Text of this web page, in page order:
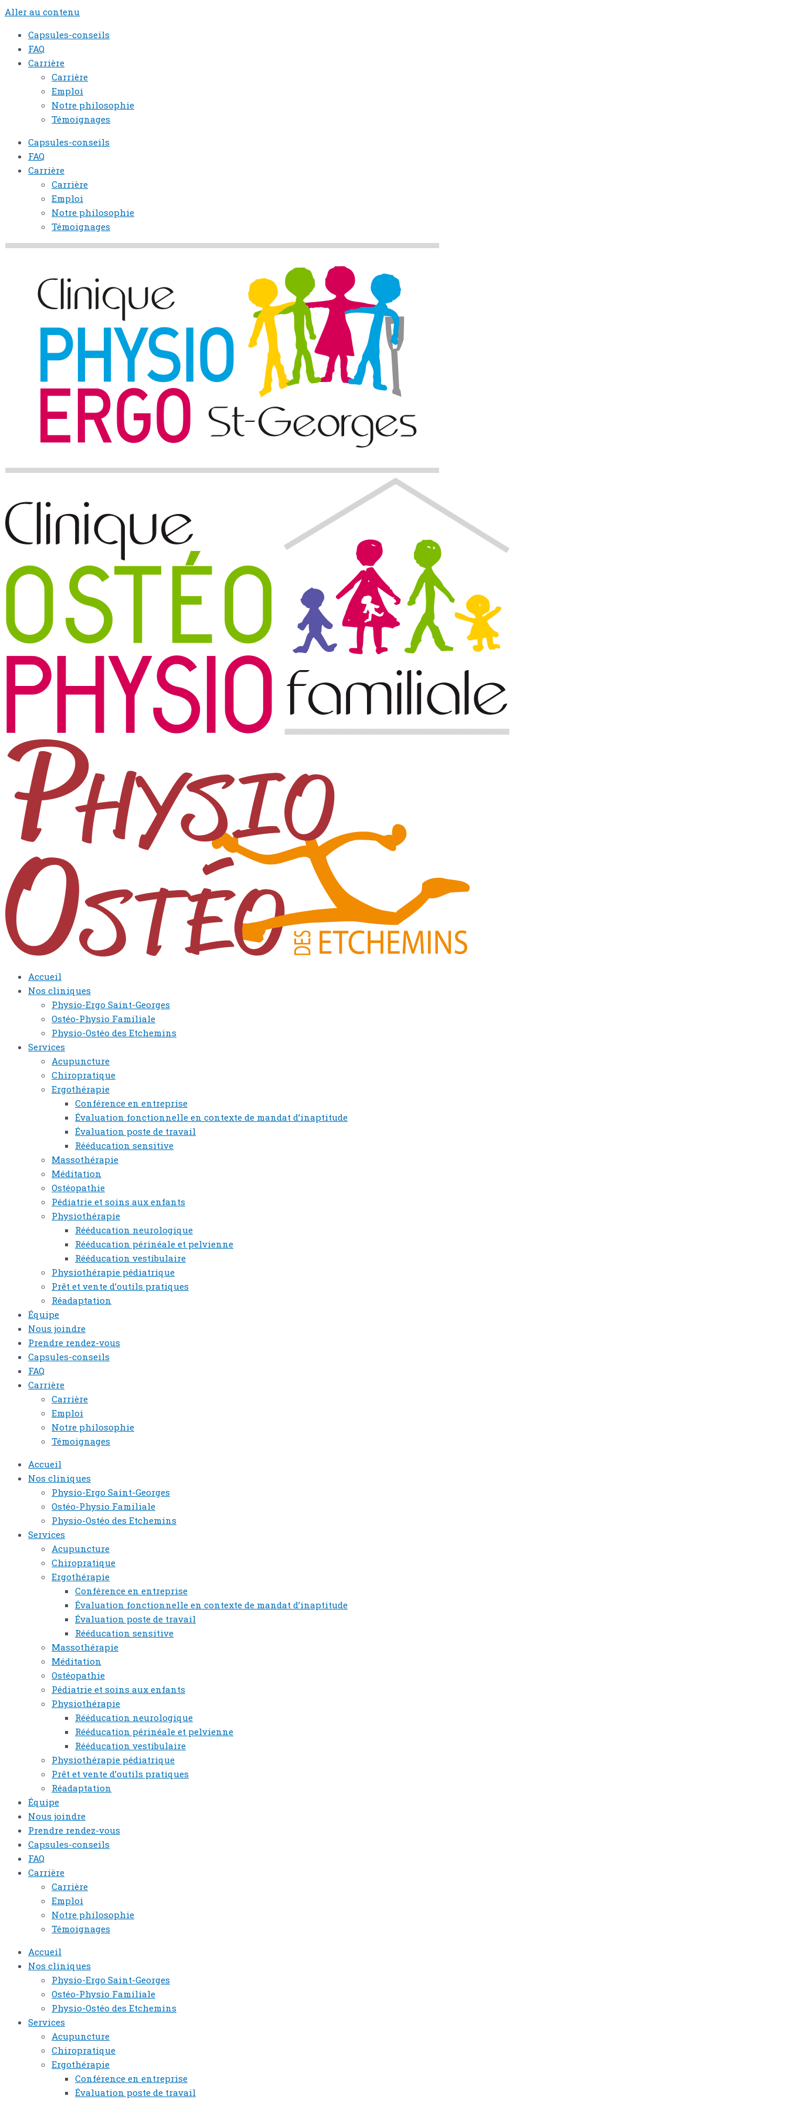
Aller au contenu
Capsules-conseils
FAQ
Carrière
Carrière
Emploi
Notre philosophie
Témoignages
Capsules-conseils
FAQ
Carrière
Carrière
Emploi
Notre philosophie
Témoignages
Accueil
Nos cliniques
Physio-Ergo Saint-Georges
Ostéo-Physio Familiale
Physio-Ostéo des Etchemins
Services
Acupuncture
Chiropratique
Ergothérapie
Conférence en entreprise
Évaluation fonctionnelle en contexte de mandat d’inaptitude
Évaluation poste de travail
Rééducation sensitive
Massothérapie
Méditation
Ostéopathie
Pédiatrie et soins aux enfants
Physiothérapie
Rééducation neurologique
Rééducation périnéale et pelvienne
Rééducation vestibulaire
Physiothérapie pédiatrique
Prêt et vente d’outils pratiques
Réadaptation
Équipe
Nous joindre
Prendre rendez-vous
Capsules-conseils
FAQ
Carrière
Carrière
Emploi
Notre philosophie
Témoignages
Accueil
Nos cliniques
Physio-Ergo Saint-Georges
Ostéo-Physio Familiale
Physio-Ostéo des Etchemins
Services
Acupuncture
Chiropratique
Ergothérapie
Conférence en entreprise
Évaluation fonctionnelle en contexte de mandat d’inaptitude
Évaluation poste de travail
Rééducation sensitive
Massothérapie
Méditation
Ostéopathie
Pédiatrie et soins aux enfants
Physiothérapie
Rééducation neurologique
Rééducation périnéale et pelvienne
Rééducation vestibulaire
Physiothérapie pédiatrique
Prêt et vente d’outils pratiques
Réadaptation
Équipe
Nous joindre
Prendre rendez-vous
Capsules-conseils
FAQ
Carrière
Carrière
Emploi
Notre philosophie
Témoignages
Accueil
Nos cliniques
Physio-Ergo Saint-Georges
Ostéo-Physio Familiale
Physio-Ostéo des Etchemins
Services
Acupuncture
Chiropratique
Ergothérapie
Conférence en entreprise
Évaluation poste de travail